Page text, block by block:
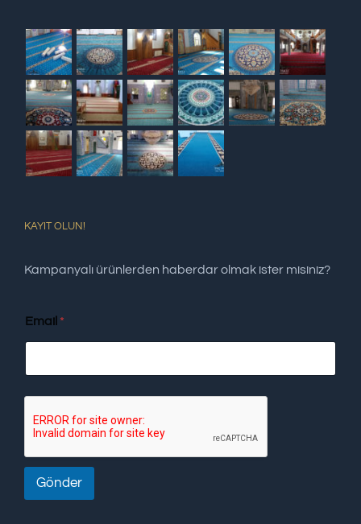
KAYIT OLUN!
Kampanyalı ürünlerden haberdar olmak ister misiniz?
Email *
Gönder